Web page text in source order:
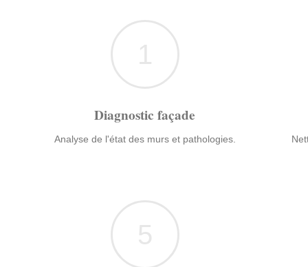
1
Diagnostic façade
Analyse de l'état des murs et pathologies.
5